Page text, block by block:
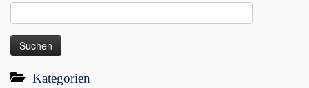
nach:
Kategorien